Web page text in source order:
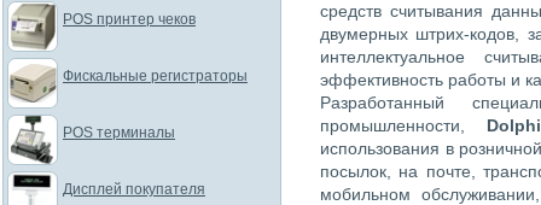
средств считывания
двумерных штрих-кодов,
интеллектуальное
эффективность работы и
Разработанный
промышленности,
использования в
посылок, на почте,
мобильном
POS принтер чеков
Фискальные регистраторы
POS терминалы
Дисплей покупателя